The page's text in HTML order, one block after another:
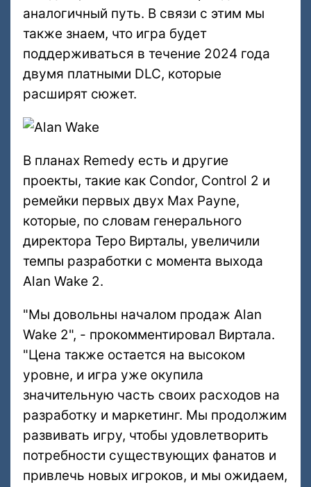
аналогичный путь. В связи с этим мы
также знаем, что игра будет
поддерживаться в течение 2024 года
двумя платными DLC, которые
расширят сюжет.
В планах Remedy есть и другие
проекты, такие как Condor, Control 2 и
ремейки первых двух Max Payne,
которые, по словам генерального
директора Теро Вирталы, увеличили
темпы разработки с момента выхода
Alan Wake 2.
"Мы довольны началом продаж Alan
Wake 2", - прокомментировал Виртала.
"Цена также остается на высоком
уровне, и игра уже окупила
значительную часть своих расходов на
разработку и маркетинг. Мы продолжим
развивать игру, чтобы удовлетворить
потребности существующих фанатов и
привлечь новых игроков, и мы ожидаем,